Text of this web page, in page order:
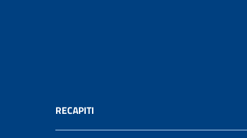
RECAPITI